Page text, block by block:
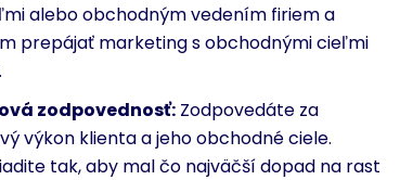
alebo obchodným vedením firiem a
prepájať marketing s obchodnými cieľmi
zodpovednosť: Zodpovedáte za
výkon klienta a jeho obchodné ciele.
tak, aby mal čo najväčší dopad na rast